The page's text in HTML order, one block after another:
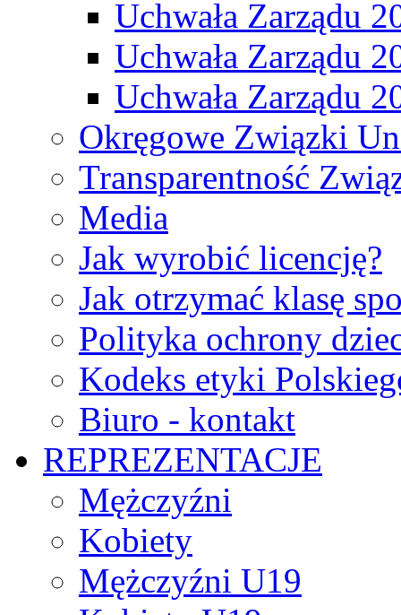
Uchwała Zarządu
Uchwała Zarządu
Uchwała Zarządu
Okręgowe Związki
Transparentność
Media
Jak wyrobić licencję?
Jak otrzymać klasę
Polityka ochrony
Kodeks etyki
Biuro - kontakt
REPREZENTACJE
Mężczyźni
Kobiety
Mężczyźni U19